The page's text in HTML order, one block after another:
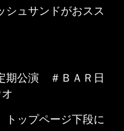
シュサンドがおスス
期公演 ＃ＢＡＲ日
トップページ下段に